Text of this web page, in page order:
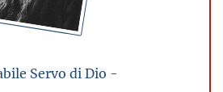
Servo di Dio -